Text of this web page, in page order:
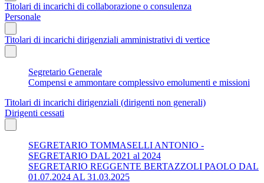
Titolari di incarichi di collaborazione o consulenza
Personale
Titolari di incarichi dirigenziali amministrativi di vertice
Segretario Generale
Compensi e ammontare complessivo emolumenti e missioni
Titolari di incarichi dirigenziali (dirigenti non generali)
Dirigenti cessati
SEGRETARIO TOMMASELLI ANTONIO -
SEGRETARIO DAL 2021 al 2024
SEGRETARIO REGGENTE BERTAZZOLI PAOLO DAL
01.07.2024 AL 31.03.2025